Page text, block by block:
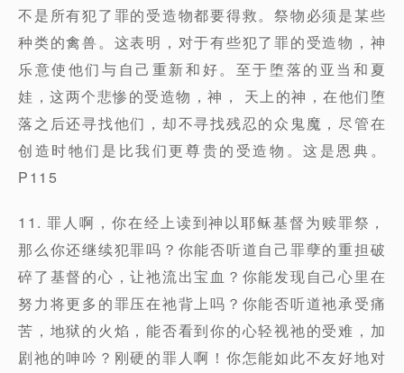
不是所有犯了罪的受造物都要得救。祭物必须是某些
种类的禽兽。这表明，对于有些犯了罪的受造物，神
乐意使他们与自己重新和好。至于堕落的亚当和夏
娃，这两个悲惨的受造物，神， 天上的神，在他们堕
落之后还寻找他们，却不寻找残忍的众鬼魔，尽管在
创造时牠们是比我们更尊贵的受造物。这是恩典。
P115
11. 罪人啊，你在经上读到神以耶稣基督为赎罪祭，
那么你还继续犯罪吗？你能否听道自己罪孽的重担破
碎了基督的心，让祂流出宝血？你能发现自己心里在
努力将更多的罪压在祂背上吗？你能否听道祂承受痛
苦，地狱的火焰，能否看到你的心轻视祂的受难，加
剧祂的呻吟？刚硬的罪人啊！你怎能如此不友好地对